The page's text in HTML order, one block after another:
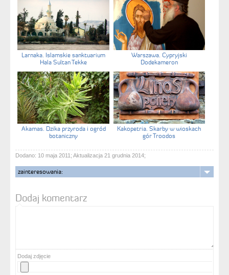
Larnaka. Islamskie sanktuarium
Hala Sultan Tekke
Warszawa. Cypryjski
Dodekameron
Akamas. Dzika przyroda i ogród
botaniczny
Kakopetria. Skarby w wioskach
gór Troodos
Dodano: 10 maja 2011; Aktualizacja 21 grudnia 2014;
zainteresowania:
Dodaj komentarz
Dodaj zdjęcie